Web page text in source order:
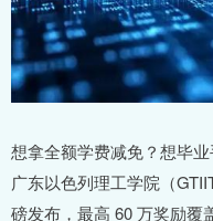
想拿全额学费减免？想毕
广东以色列理工学院（
磅发布，最高 60 万奖励覆